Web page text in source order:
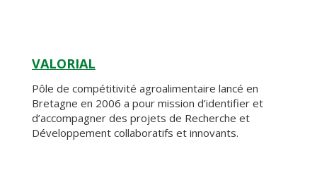
VALORIAL
Pôle de compétitivité agroalimentaire lancé en
Bretagne en 2006 a pour mission d’identifier et
d’accompagner des projets de Recherche et
Développement collaboratifs et innovants.